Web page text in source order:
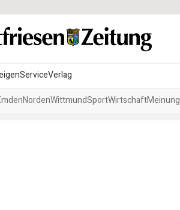
ServiceVerlag
NordenWittmundSportWirtschaftMeinung